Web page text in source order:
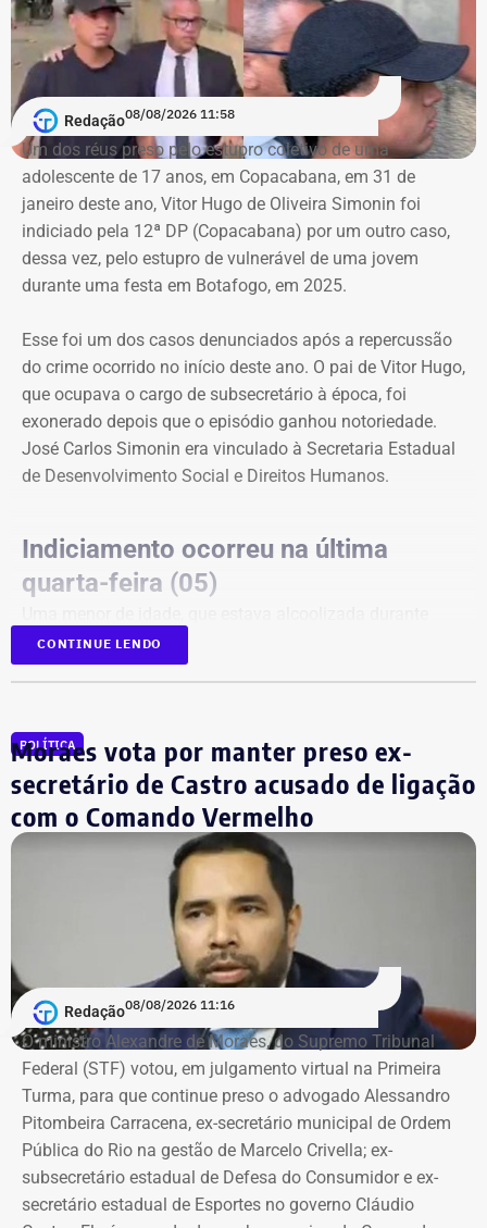
Redação08/08/2026 11:58
Um dos réus preso pelo estupro coletivo de uma
adolescente de 17 anos, em Copacabana, em 31 de
janeiro deste ano, Vitor Hugo de Oliveira Simonin foi
indiciado pela 12ª DP (Copacabana) por um outro caso,
dessa vez, pelo estupro de vulnerável de uma jovem
durante uma festa em Botafogo, em 2025.
Esse foi um dos casos denunciados após a repercussão
do crime ocorrido no início deste ano. O pai de Vitor Hugo,
que ocupava o cargo de subsecretário à época, foi
exonerado depois que o episódio ganhou notoriedade.
José Carlos Simonin era vinculado à Secretaria Estadual
de Desenvolvimento Social e Direitos Humanos.
Indiciamento ocorreu na última
quarta-feira (05)
uma festa em Botafogo, na Zona Sul do Rio, disse que
Vitor Hugo a forçou a fazer sexo oral, apesar de ela ter
tentou tocar a vítima sem consentimento em diferentes
momentos da festa. Segundo os depoimentos, ela teria
contado, aos prantos, o que havia acontecido.
A adolescente reconheceu formalmente Vitor Hugo.
Segundo o relatório final do inquérito, há “robustos
indícios de autoria” contra ele.
Investigado em um terceiro caso
Vitor Hugo também é alvo de outra investigação. Em
julho, a Delegacia de Atendimento à Mulher (Deam) da
Zona Sul instaurou um inquérito após receber do
Ministério Público do Rio (MPRJ) uma notícia de fato que
apontava um possível estupro contra uma adolescente de
17 anos durante o pré-carnaval deste ano.
CONTINUE LENDO
POLÍTICA
Moraes vota por manter preso ex-
secretário de Castro acusado de ligação
com o Comando Vermelho
Redação08/08/2026 11:16
O ministro Alexandre de Moraes, do Supremo Tribunal
Federal (STF) votou, em julgamento virtual na Primeira
Turma, para que continue preso o advogado Alessandro
Pitombeira Carracena, ex-secretário municipal de Ordem
Pública do Rio na gestão de Marcelo Crivella; ex-
subsecretário estadual de Defesa do Consumidor e ex-
secretário estadual de Esportes no governo Cláudio